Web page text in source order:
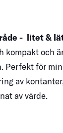
- litet &
kompakt och
Perfekt för
av
av värde.